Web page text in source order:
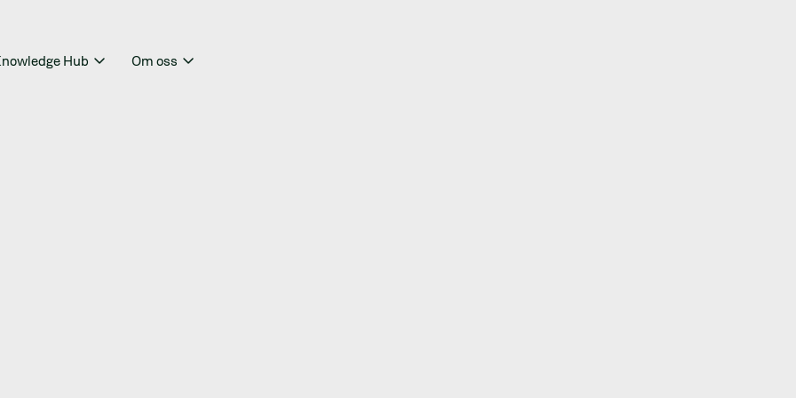
Hub Om oss